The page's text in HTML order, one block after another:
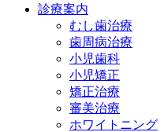
診療案内
むし歯治療
歯周病治療
小児歯科
小児矯正
矯正治療
審美治療
ホワイトニング